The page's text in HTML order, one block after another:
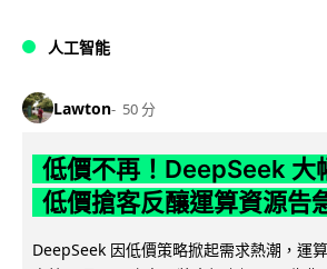
人工智能
Lawton 50 分
低價不再！DeepSeek 大
低價搶客反釀運算資源告
DeepSeek 因低價策略掀起需求熱潮，運